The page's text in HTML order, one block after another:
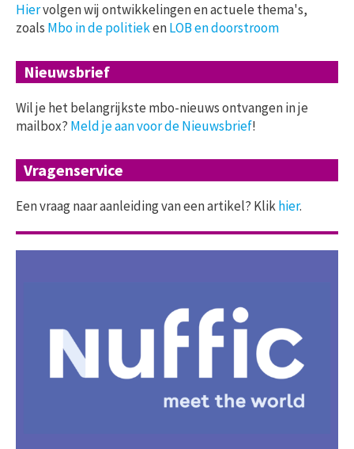
Hiervolgen wij ontwikkelingen en actuele thema's,
zoals Mbo in de politiekenLOB en doorstroom
Nieuwsbrief
Wil je het belangrijkste mbo-nieuws ontvangen in je
mailbox? Meld je aan voor de Nieuwsbrief!
Vragenservice
Een vraag naar aanleiding van een artikel? Klikhier.